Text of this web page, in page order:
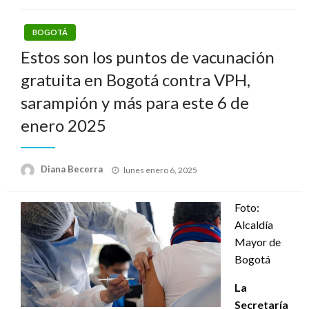
BOGOTÁ
Estos son los puntos de vacunación
gratuita en Bogotá contra VPH,
sarampión y más para este 6 de
enero 2025
Diana Becerra
Publicado
lunes enero 6, 2025
Foto:
Alcaldía
Mayor de
Bogotá
La
Secretaría